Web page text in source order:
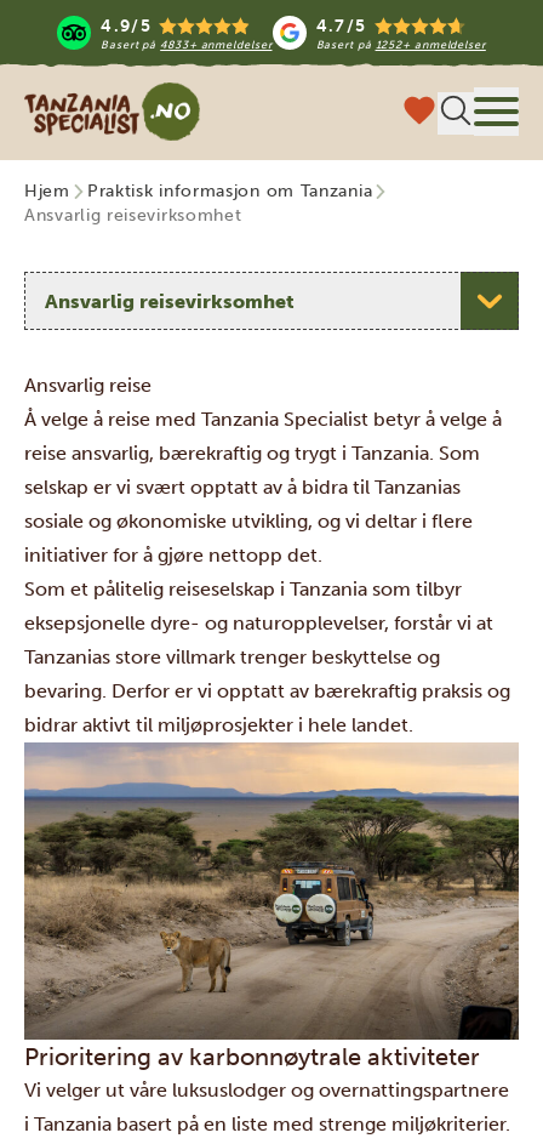
4.9/5
Basert på 4833+ anmeldelser
4.7/5
Basert på 1252+ anmeldelser
Tanzania Specialist
Hjem
Praktisk informasjon om Tanzania
Ansvarlig reisevirksomhet
Velg et emne
Ansvarlig reise
Å velge å reise med Tanzania Specialist betyr å velge å
reise ansvarlig, bærekraftig og trygt i Tanzania. Som
selskap er vi svært opptatt av å bidra til Tanzanias
sosiale og økonomiske utvikling, og vi deltar i flere
initiativer for å gjøre nettopp det.
Som et pålitelig reiseselskap i Tanzania som tilbyr
eksepsjonelle dyre- og naturopplevelser, forstår vi at
Tanzanias store villmark trenger beskyttelse og
bevaring. Derfor er vi opptatt av bærekraftig praksis og
bidrar aktivt til miljøprosjekter i hele landet.
Prioritering av karbonnøytrale aktiviteter
Vi velger ut våre luksuslodger og overnattingspartnere
i Tanzania basert på en liste med strenge miljøkriterier.